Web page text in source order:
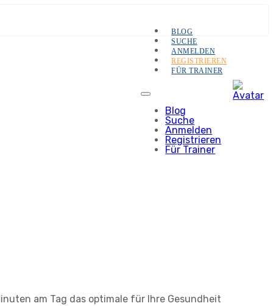
BLOG
SUCHE
ANMELDEN
REGISTRIEREN
FÜR TRAINER
Blog
Suche
Anmelden
Registrieren
Für Trainer
am Tag das optimale für Ihre Gesundheit